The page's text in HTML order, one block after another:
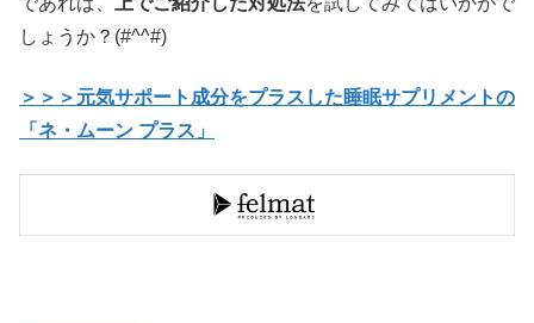
しょうか？(#^^#)
＞＞＞元気サポート成分をプラスした睡眠サプリメントの
「ネ・ムーン プラス」